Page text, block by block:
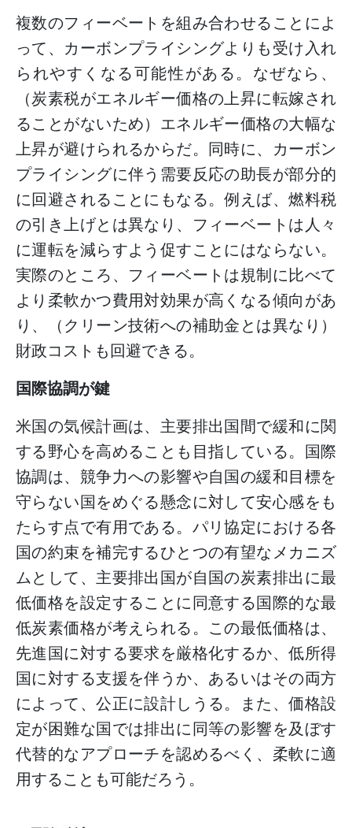
複数のフィーベートを組み合わせることによ
って、カーボンプライシングよりも受け入れ
られやすくなる可能性がある。なぜなら、
（炭素税がエネルギー価格の上昇に転嫁され
ることがないため）エネルギー価格の大幅な
上昇が避けられるからだ。同時に、カーボン
プライシングに伴う需要反応の助長が部分的
に回避されることにもなる。例えば、燃料税
の引き上げとは異なり、フィーベートは人々
に運転を減らすよう促すことにはならない。
実際のところ、フィーベートは規制に比べて
より柔軟かつ費用対効果が高くなる傾向があ
り、（クリーン技術への補助金とは異なり）
財政コストも回避できる。
国際協調が鍵
米国の気候計画は、主要排出国間で緩和に関
する野心を高めることも目指している。国際
協調は、競争力への影響や自国の緩和目標を
守らない国をめぐる懸念に対して安心感をも
たらす点で有用である。パリ協定における各
国の約束を補完するひとつの有望なメカニズ
ムとして、主要排出国が自国の炭素排出に最
低価格を設定することに同意する国際的な最
低炭素価格が考えられる。この最低価格は、
先進国に対する要求を厳格化するか、低所得
国に対する支援を伴うか、あるいはその両方
によって、公正に設計しうる。また、価格設
定が困難な国では排出に同等の影響を及ぼす
代替的なアプローチを認めるべく、柔軟に適
用することも可能だろう。